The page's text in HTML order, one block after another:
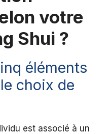
votre
Shui ?
éléments
choix de
est associé à un